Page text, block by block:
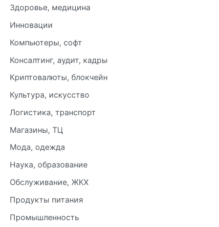
Здоровье, медицина
Инновации
Компьютеры, софт
Консалтинг, аудит, кадры
Криптовалюты, блокчейн
Культура, искусство
Логистика, транспорт
Магазины, ТЦ
Мода, одежда
Наука, образование
Обслуживание, ЖКХ
Продукты питания
Промышленность